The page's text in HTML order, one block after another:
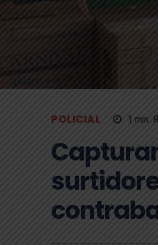
POLICIAL 1 min.